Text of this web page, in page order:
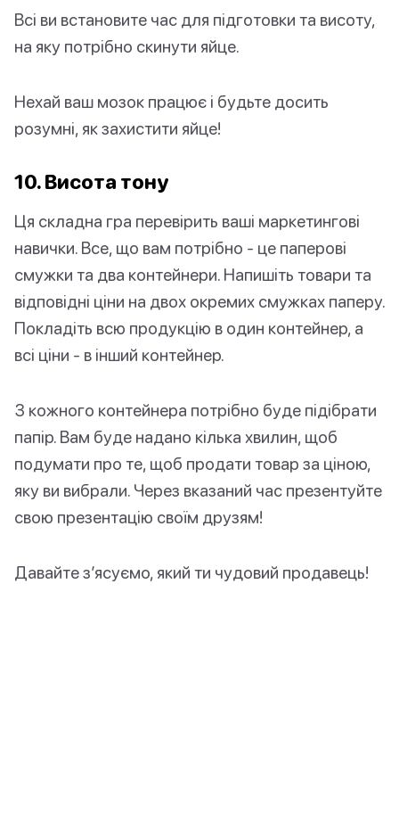
Всі ви встановите час для підготовки та висоту,
на яку потрібно скинути яйце.
Нехай ваш мозок працює і будьте досить
розумні, як захистити яйце!
10. Висота тону
Ця складна гра перевірить ваші маркетингові
навички. Все, що вам потрібно - це паперові
смужки та два контейнери. Напишіть товари та
відповідні ціни на двох окремих смужках паперу.
Покладіть всю продукцію в один контейнер, а
всі ціни - в інший контейнер.
З кожного контейнера потрібно буде підібрати
папір. Вам буде надано кілька хвилин, щоб
подумати про те, щоб продати товар за ціною,
яку ви вибрали. Через вказаний час презентуйте
свою презентацію своїм друзям!
Давайте з’ясуємо, який ти чудовий продавець!